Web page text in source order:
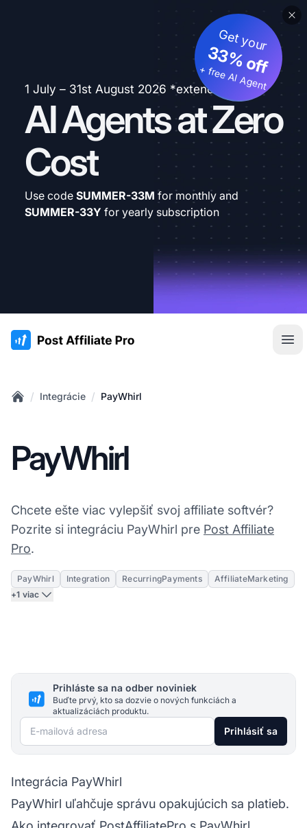
1 July – 31st August 2026 *extended
AI Agents at Zero
Cost
Get your
33% off
+ free AI Agent
Use code SUMMER-33M for monthly and
SUMMER-33Y for yearly subscription
:site.title
/ Integrácie / PayWhirl
PayWhirl
Chcete ešte viac vylepšiť svoj affiliate softvér?
Pozrite si integráciu PayWhirl pre Post Affiliate
Pro.
PayWhirl Integration RecurringPayments
AffiliateMarketing
+1 viac
Prihláste sa na odber noviniek
Buďte prvý, kto sa dozvie o nových funkciách a
aktualizáciách produktu.
E-mailová adresa Prihlásiť sa
Integrácia PayWhirl
PayWhirl uľahčuje správu opakujúcich sa platieb.